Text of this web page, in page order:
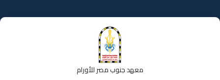
إلى
المحتوى
معهد جنوب مصر للأورام